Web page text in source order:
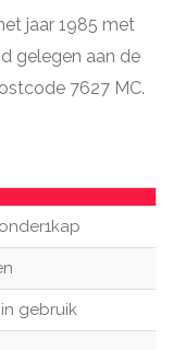
jaar 1985 met
gelegen aan de
7627 MC.
gebruik